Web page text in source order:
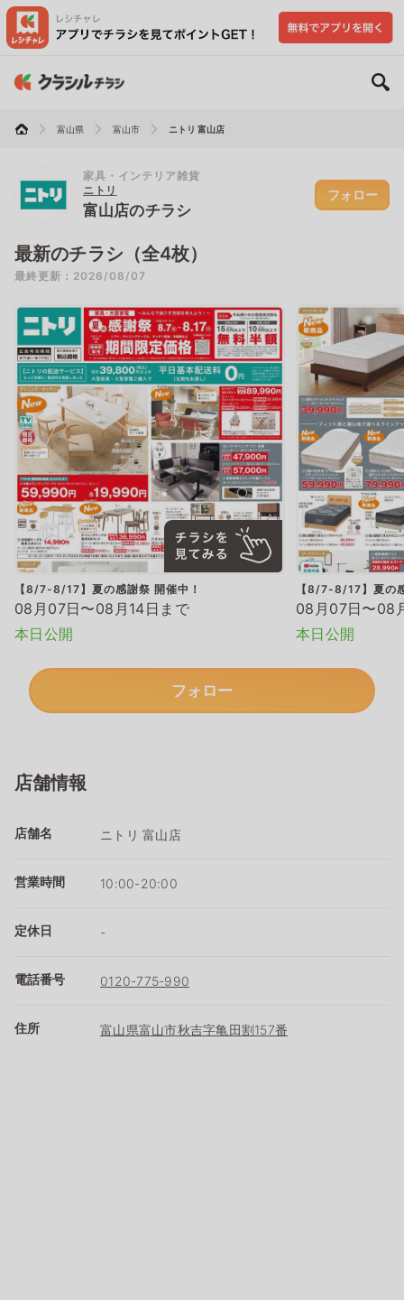
富山県 富山市 ニトリ 富山店
家具・インテリア雑貨
ニトリ
富山店のチラシ
フォロー
最新のチラシ（全4枚）
最終更新：2026/08/07
【8/7-8/17】夏の感謝祭 開催中！
08月07日〜08月14日まで
本日公開
【8/7-8/17】夏の
08月07日〜08
本日公開
フォロー
店舗情報
店舗名 ニトリ 富山店
営業時間 10:00-20:00
定休日 -
電話番号 0120-775-990
住所 富山県富山市秋吉字亀田割157番